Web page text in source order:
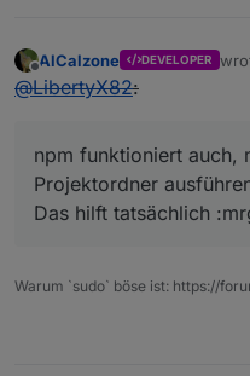
Offline
AlCalzone DEVELOPER
last
@LibertyX82:
npm funktioniert auch,
Projektordner
Das hilft tatsächlich
Warum `sudo` böse ist: https://